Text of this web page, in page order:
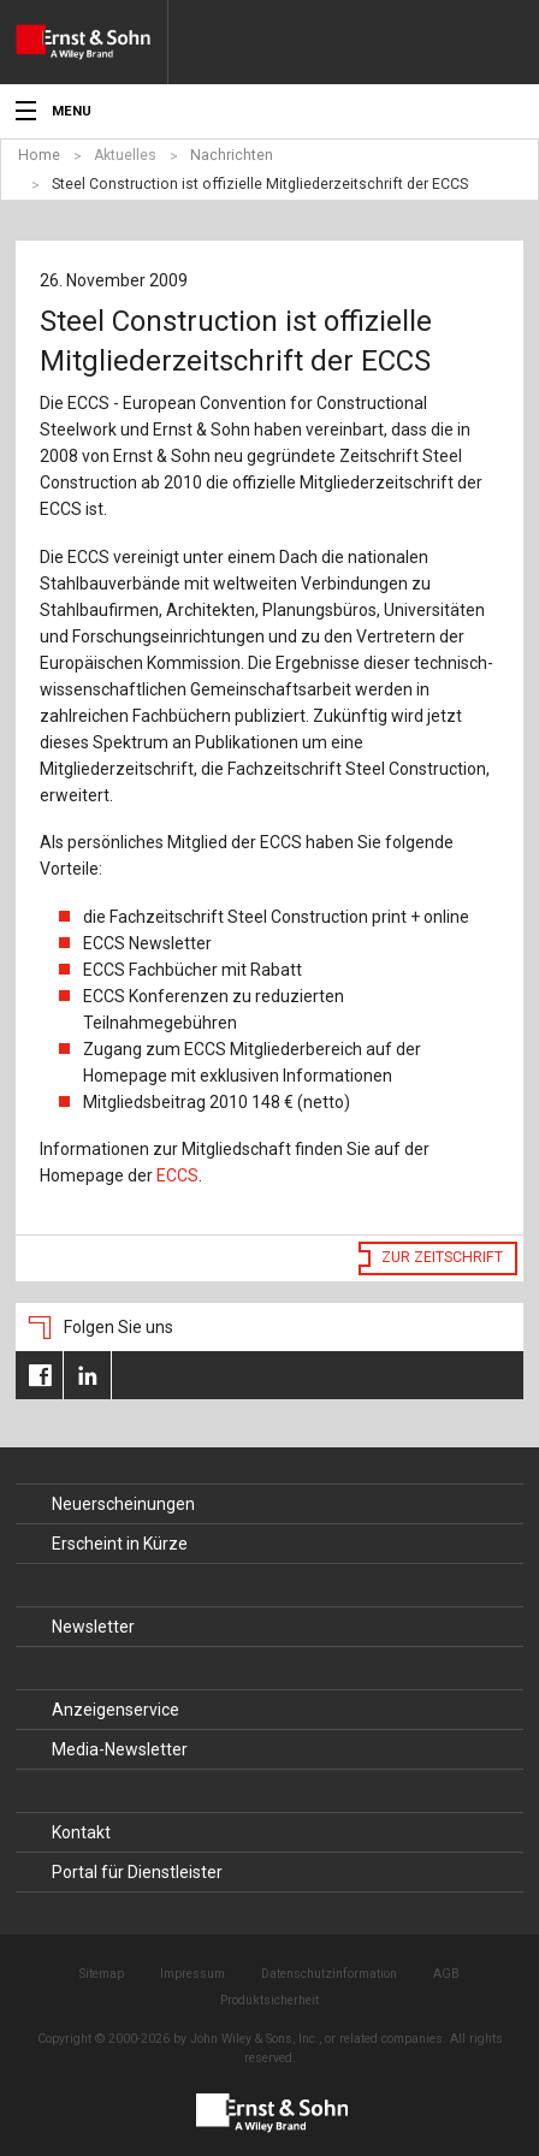
MENU
Aktuelles
Angebote
Fachgebiete
Produkte
Werben
Service
Sprache / Language: DE Sprache / Language: EN
Home Aktuelles
Nachrichten
Steel Construction ist offizielle Mitgliederzeitschrift der ECCS
26. November 2009
Steel Construction ist offizielle
Mitgliederzeitschrift der ECCS
Die ECCS - European Convention for Constructional
Steelwork und Ernst & Sohn haben vereinbart, dass die in
2008 von Ernst & Sohn neu gegründete Zeitschrift Steel
Construction ab 2010 die offizielle Mitgliederzeitschrift der
ECCS ist.
Die ECCS vereinigt unter einem Dach die nationalen
Stahlbauverbände mit weltweiten Verbindungen zu
Stahlbaufirmen, Architekten, Planungsbüros, Universitäten
und Forschungseinrichtungen und zu den Vertretern der
Europäischen Kommission. Die Ergebnisse dieser technisch-
wissenschaftlichen Gemeinschaftsarbeit werden in
zahlreichen Fachbüchern publiziert. Zukünftig wird jetzt
dieses Spektrum an Publikationen um eine
Mitgliederzeitschrift, die Fachzeitschrift Steel Construction,
erweitert.
Als persönliches Mitglied der ECCS haben Sie folgende
Vorteile:
die Fachzeitschrift Steel Construction print + online
ECCS Newsletter
ECCS Fachbücher mit Rabatt
ECCS Konferenzen zu reduzierten
Teilnahmegebühren
Zugang zum ECCS Mitgliederbereich auf der
Homepage mit exklusiven Informationen
Mitgliedsbeitrag 2010 148 € (netto)
Informationen zur Mitgliedschaft finden Sie auf der
Homepage der ECCS
ZUR ZEITSCHRIFT
Folgen Sie uns
Neuerscheinungen
Erscheint in Kürze
Newsletter
Anzeigenservice
Media-Newsletter
Kontakt
Portal für Dienstleister
Sitemap Impressum Datenschutzinformation
AGB
Produktsicherheit
Copyright © 2000-2026 by John Wiley & Sons, Inc., or related companies. All rights
reserved.